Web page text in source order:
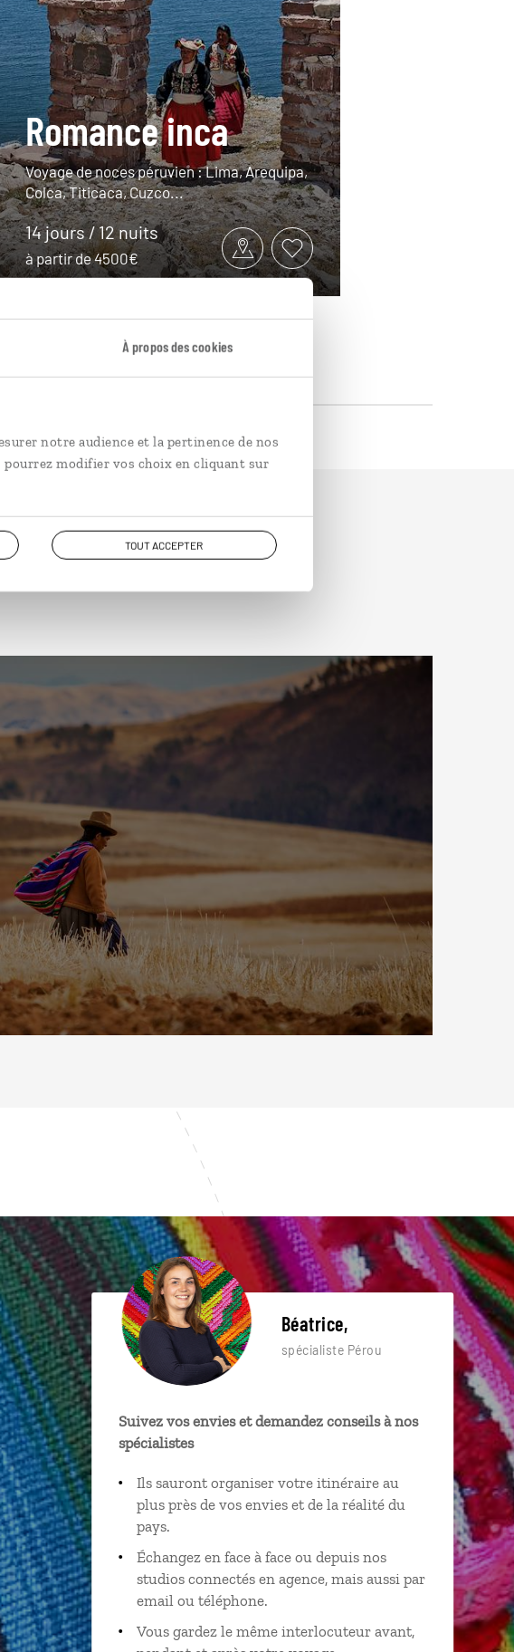
À propos des cookies
notre audience et la pertinence de nos
pourrez modifier vos choix en cliquant sur
TOUT ACCEPTER
Romance inca
Voyage de noces péruvien : Lima, Arequipa,
Colca, Titicaca, Cuzco...
14 jours / 12 nuits
à partir de 4500€
Béatrice,
spécialiste Pérou
Suivez vos envies et demandez conseils à nos
spécialistes
Ils sauront organiser votre itinéraire au
plus près de vos envies et de la réalité du
pays.
Échangez en face à face ou depuis nos
studios connectés en agence, mais aussi par
email ou téléphone.
Vous gardez le même interlocuteur avant,